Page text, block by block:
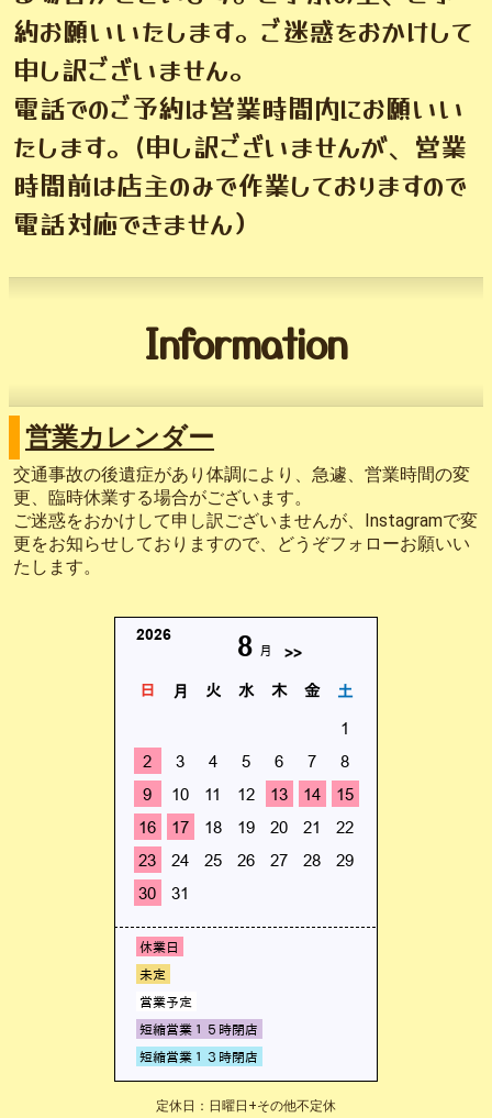
約お願いいたします。ご迷惑をおかけして
申し訳ございません。
電話でのご予約は営業時間内にお願いい
たします。(申し訳ございませんが、営業
時間前は店主のみで作業しておりますので
電話対応できません）
Information
営業カレンダー
交通事故の後遺症があり体調により、急遽、営業時間の変
更、臨時休業する場合がございます。
ご迷惑をおかけして申し訳ございませんが、Instagramで変
更をお知らせしておりますので、どうぞフォローお願いい
たします。
定休日：日曜日+その他不定休